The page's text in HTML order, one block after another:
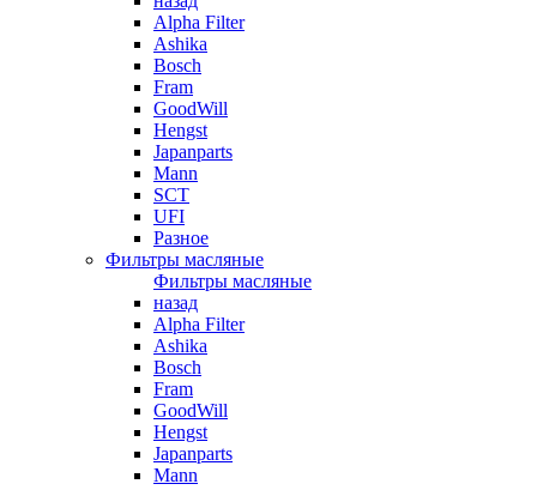
Alpha Filter
Ashika
Bosch
Fram
GoodWill
Hengst
Japanparts
Mann
SCT
UFI
Разное
Фильтры масляные
Фильтры масляные
назад
Alpha Filter
Ashika
Bosch
Fram
GoodWill
Hengst
Japanparts
Mann